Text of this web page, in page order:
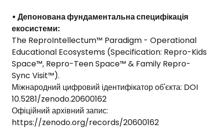
• Депонована фундаментальна специфікація
екосистеми:
The ReproIntellectum™ Paradigm - Operational
Educational Ecosystems (Specification: Repro-Kids
Space™, Repro-Teen Space™ & Family Repro-
Sync Visit™).
Міжнародний цифровий ідентифікатор об'єкта: DOI
10.5281/zenodo.20600162
Офіційний архівний запис:
https://zenodo.org/records/20600162